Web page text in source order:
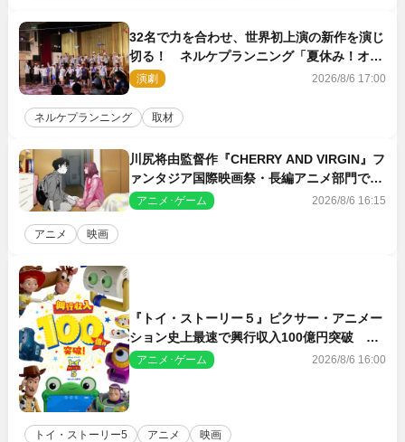
32名で力を合わせ、世界初上演の新作を演じ
切る！ ネルケプランニング「夏休み！オ
ン・ワークショップ2026」レポート【最終
日】
演劇 2026/8/6 17:00
ネルケプランニング 取材
川尻将由監督作『CHERRY AND VIRGIN』フ
ァンタジア国際映画祭・長編アニメ部門で観
客賞・金賞受賞！
アニメ･ゲーム 2026/8/6 16:15
アニメ 映画
『トイ・ストーリー５』ピクサー・アニメー
ション史上最速で興行収入100億円突破 シ
リーズNo.1興収が目前
アニメ･ゲーム 2026/8/6 16:00
トイ・ストーリー5 アニメ 映画